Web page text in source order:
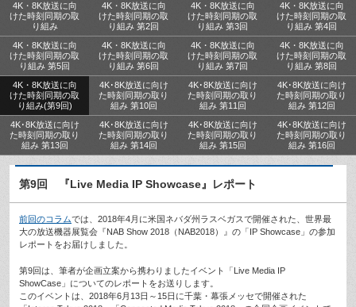
4K・8K放送に向
けた時刻同期の取
り組み
4K・8K放送に向
けた時刻同期の取
り組み 第2回
4K・8K放送に向
けた時刻同期の取
り組み 第3回
4K・8K放送に向
けた時刻同期の取
り組み 第4回
4K・8K放送に向
けた時刻同期の取
り組み 第5回
4K・8K放送に向
けた時刻同期の取
り組み 第6回
4K・8K放送に向
けた時刻同期の取
り組み 第7回
4K・8K放送に向
けた時刻同期の取
り組み 第8回
4K・8K放送に向
けた時刻同期の取
り組み(第9回)
4K･8K放送に向け
た時刻同期の取り
組み 第10回
4K･8K放送に向け
た時刻同期の取り
組み 第11回
4K･8K放送に向け
た時刻同期の取り
組み 第12回
4K･8K放送に向け
た時刻同期の取り
組み 第13回
4K･8K放送に向け
た時刻同期の取り
組み 第14回
4K･8K放送に向け
た時刻同期の取り
組み 第15回
4K･8K放送に向け
た時刻同期の取り
組み 第16回
第9回 『Live Media IP Showcase』レポート
前回のコラムでは、2018年4月に米国ネバダ州ラスベガスで開催された、世界最
大の放送機器展覧会『NAB Show 2018（NAB2018）』の「IP Showcase」の参加
レポートをお届けしました。
第9回は、筆者が企画立案から携わりましたイベント「Live Media IP
ShowCase」についてのレポートをお送りします。
このイベントは、2018年6月13日～15日に千葉・幕張メッセで開催された